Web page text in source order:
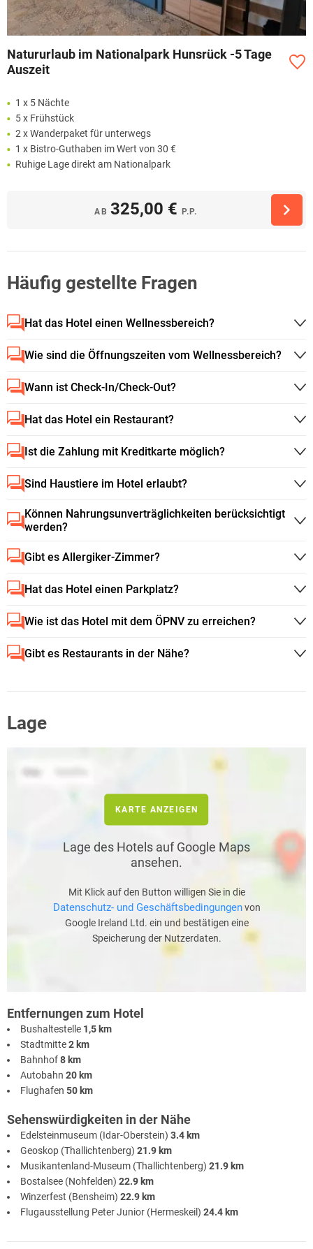
Natururlaub im Nationalpark Hunsrück -5 Tage
Auszeit
1 x 5 Nächte
5 x Frühstück
2 x Wanderpaket für unterwegs
1 x Bistro-Guthaben im Wert von 30 €
Ruhige Lage direkt am Nationalpark
AB 325,00 € P.P.
Häufig gestellte Fragen
Hat das Hotel einen Wellnessbereich?
Wie sind die Öffnungszeiten vom Wellnessbereich?
Wann ist Check-In/Check-Out?
Hat das Hotel ein Restaurant?
Ist die Zahlung mit Kreditkarte möglich?
Sind Haustiere im Hotel erlaubt?
Können Nahrungsunverträglichkeiten berücksichtigt
werden?
Gibt es Allergiker-Zimmer?
Hat das Hotel einen Parkplatz?
Wie ist das Hotel mit dem ÖPNV zu erreichen?
Gibt es Restaurants in der Nähe?
Lage
KARTE ANZEIGEN
Lage des Hotels auf Google Maps
ansehen.
Mit Klick auf den Button willigen Sie in die
Datenschutz- und Geschäftsbedingungenvon
Google Ireland Ltd. ein und bestätigen eine
Speicherung der Nutzerdaten.
Entfernungen zum Hotel
Bushaltestelle 1,5 km
Stadtmitte2 km
Bahnhof8 km
Autobahn 20 km
Flughafen 50 km
Sehenswürdigkeiten in der Nähe
Edelsteinmuseum (Idar-Oberstein) 3.4 km
Geoskop (Thallichtenberg) 21.9 km
Musikantenland-Museum (Thallichtenberg) 21.9 km
Bostalsee (Nohfelden) 22.9 km
Winzerfest (Bensheim) 22.9 km
Flugausstellung Peter Junior (Hermeskeil) 24.4 km